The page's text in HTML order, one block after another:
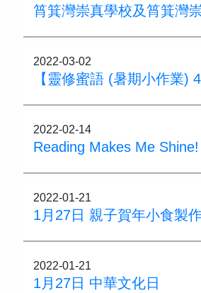
2022-03-02
2022-02-14
2022-01-21
1月27日 親子賀年小食製
2022-01-21
1月27日 中華文化日